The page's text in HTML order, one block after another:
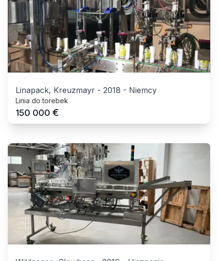
Linapack, Kreuzmayr - 2018 - Niemcy
Linia do torebek
150 000 €